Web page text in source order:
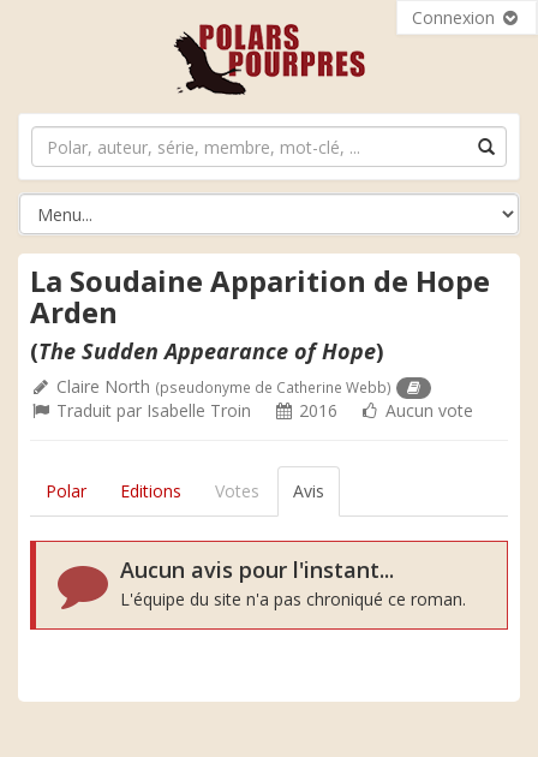
Connexion
La Soudaine Apparition de Hope
Arden
(The Sudden Appearance of Hope)
Claire North (pseudonyme de Catherine Webb)
Traduit par Isabelle Troin 2016 Aucun vote
Polar Editions Votes Avis
Aucun avis pour l'instant...
L'équipe du site n'a pas chroniqué ce roman.